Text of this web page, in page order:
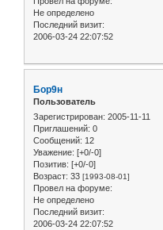
Не определено
Последний визит:
2006-03-24 22:07:52
Бор9н
Пользователь
Зарегистрирован: 2005-11-11
Приглашений: 0
Сообщений: 12
Уважение: [+0/-0]
Позитив: [+0/-0]
Возраст: 33 [1993-08-01]
Провел на форуме:
Не определено
Последний визит:
2006-03-24 22:07:52